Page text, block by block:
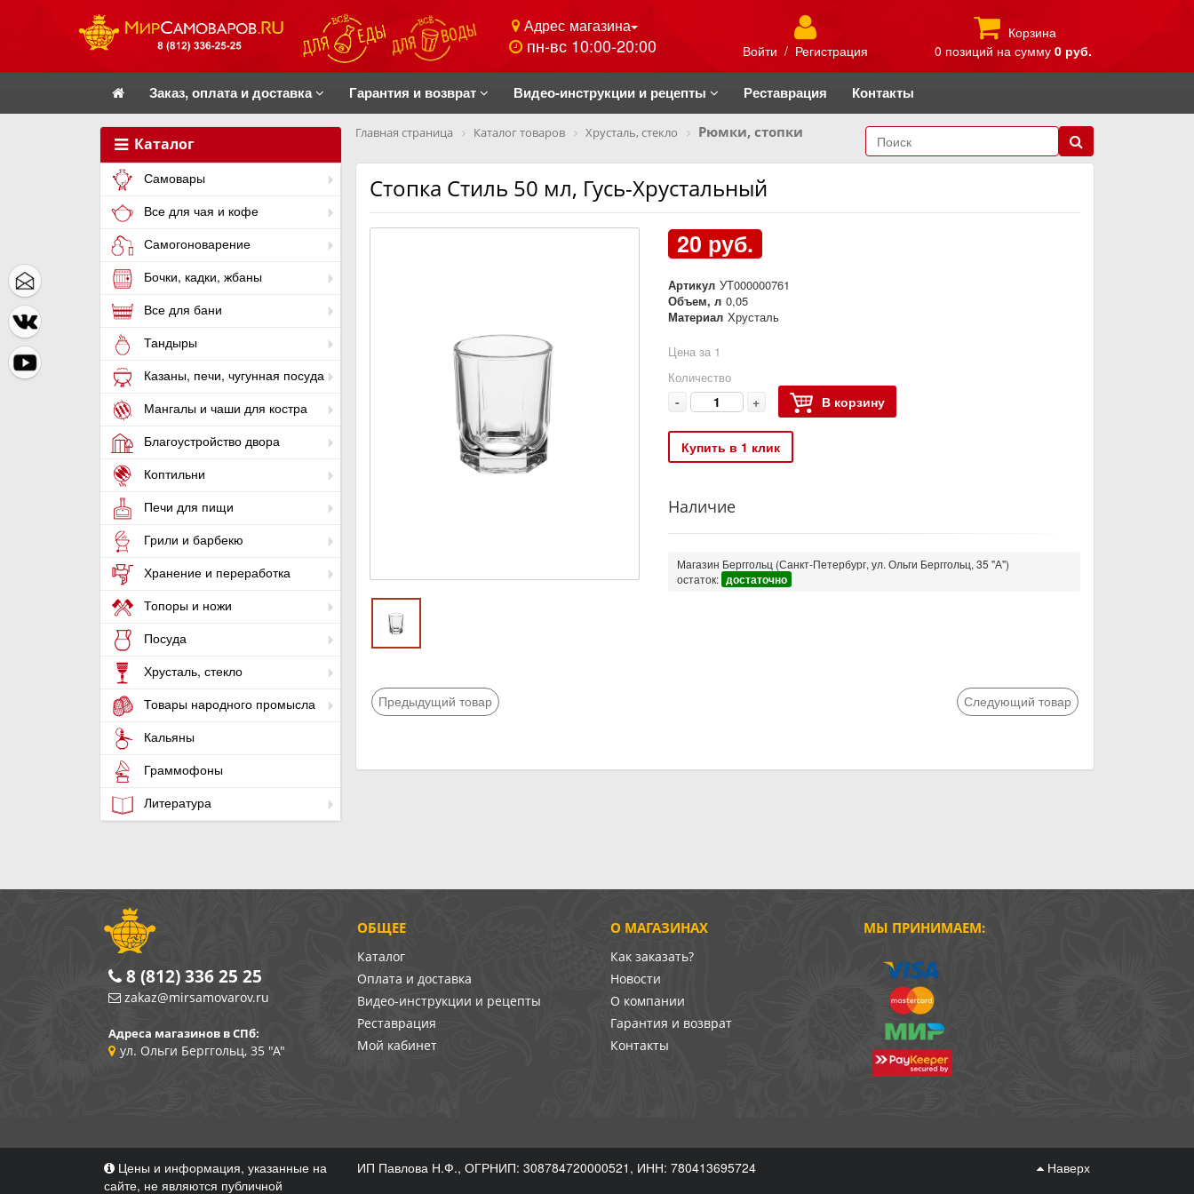
Адрес магазина
пн-вс 10:00-20:00 Войти / Регистрация
Корзина
0 позиций на сумму 0 руб.
Заказ, оплата и доставка Гарантия и возврат Видео-инструкции и рецепты Реставрация Контакты
Каталог
Самовары
Все для чая и кофе
Самогоноварение
Бочки, кадки, жбаны
Все для бани
Тандыры
Казаны, печи, чугунная посуда
Мангалы и чаши для костра
Благоустройство двора
Коптильни
Печи для пищи
Грили и барбекю
Хранение и переработка
Топоры и ножи
Посуда
Хрусталь, стекло
Товары народного промысла
Кальяны
Граммофоны
Литература
Главная страница Каталог товаров Хрусталь, стекло Рюмки, стопки
Стопка Стиль 50 мл, Гусь-Хрустальный
20 руб.
Артикул УТ000000761
Объем, л 0,05
Материал Хрусталь
Цена за 1
Количество
- + В корзину
Купить в 1 клик
Наличие
Магазин Берггольц (Санкт-Петербург, ул. Ольги Берггольц, 35 "А")
остаток: достаточно
Предыдущий товар Следующий товар
О МАГАЗИНАХ
Как заказать?
Новости
О компании
Гарантия и возврат
Контакты
ОБЩЕЕ
Каталог
Оплата и доставка
Видео-инструкции и рецепты
Реставрация
Мой кабинет
МЫ ПРИНИМАЕМ:
8 (812) 336 25 25
zakaz@mirsamovarov.ru
Адреса магазинов в СПб:
ул. Ольги Берггольц, 35 "А"
Цены и информация, указанные на
сайте, не являются публичной
ИП Павлова Н.Ф., ОГРНИП: 308784720000521, ИНН: 780413695724 Наверх